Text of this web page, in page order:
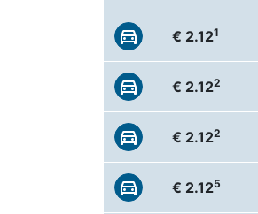
€ 2.121
€ 2.122
€ 2.122
€ 2.125